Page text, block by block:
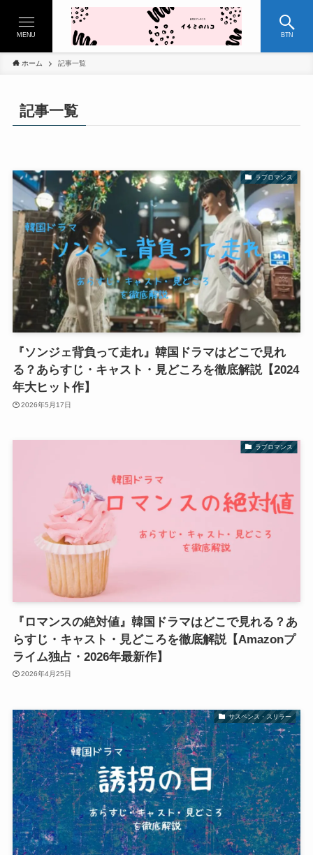
BTN
MENU
ホーム 記事一覧
記事一覧
ラブロマンス
『ソンジェ背負って走れ』韓国ドラマはどこで見れ
る？あらすじ・キャスト・見どころを徹底解説【2024
年大ヒット作】
2026年5月17日
ラブロマンス
『ロマンスの絶対値』韓国ドラマはどこで見れる？あ
らすじ・キャスト・見どころを徹底解説【Amazonプ
ライム独占・2026年最新作】
2026年4月25日
サスペンス・スリラー